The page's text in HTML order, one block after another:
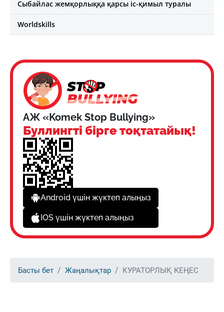
Сыбайлас жемқорлыққа қарсы іс-қимыл туралы
Worldskills
АЖ «Komek Stop Bullying»
Буллингті бірге тоқтатайық!
Android үшін жүктеп алыңыз
IOS үшін жүктеп алыңыз
Басты бет Жаңалықтар КУРАТОРЛЫҚ КЕҢЕС